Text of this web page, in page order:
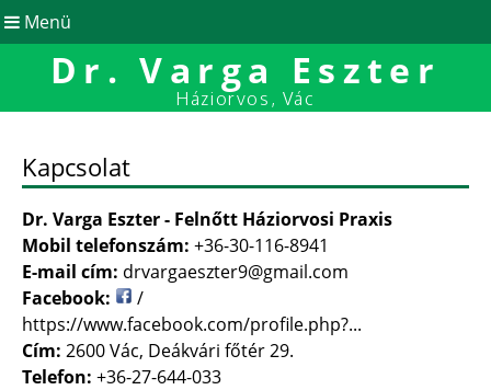
Menü
Dr. Varga Eszter
Háziorvos, Vác
Kapcsolat
Dr. Varga Eszter - Felnőtt Háziorvosi Praxis
Mobil telefonszám: +36-30-116-8941
E-mail cím: drvargaeszter9@gmail.com
Facebook:
/
https://www.facebook.com/profile.php?...
Cím: 2600 Vác, Deákvári főtér 29.
Telefon: +36-27-644-033